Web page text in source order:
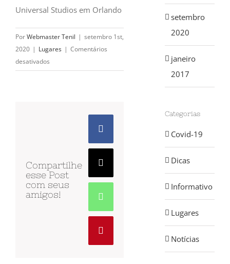
Universal Studios em Orlando
PorWebmaster Tenil | setembro 1st,
2020 | Lugares | Comentários
desativados
Japão
Compartilhe
esse Post
com seus
amigos!
Facebook
X
WhatsApp
Pinterest
setembro
2020
janeiro
2017
Categorias
Covid-19
Dicas
Informativo
Lugares
Notícias